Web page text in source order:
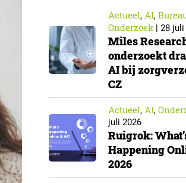
Actueel, AI,
Onderzoek| 28 juli
Miles
onderzoekt
AI bij
CZ
Actueel, AI,
juli 2026
Ruigrok:
Happening
2026